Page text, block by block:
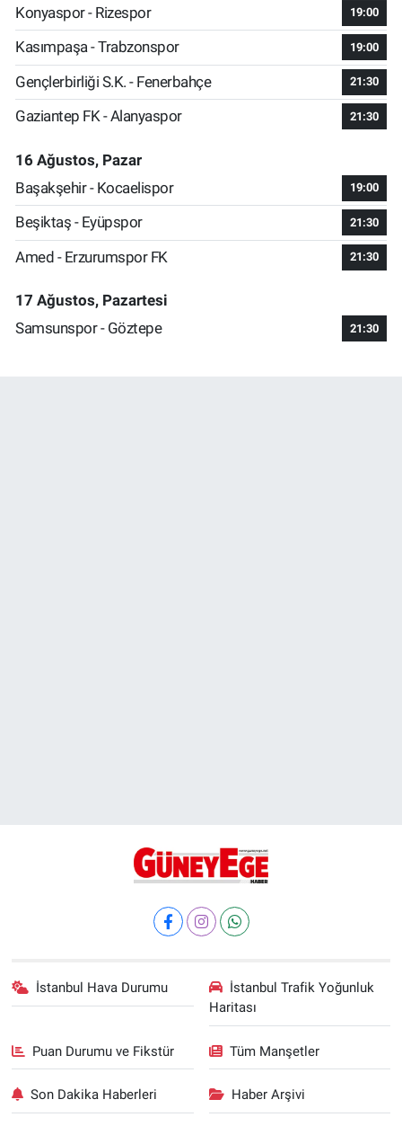
Konyaspor - Rizespor
19:00
Kasımpaşa - Trabzonspor 19:00
Gençlerbirliği S.K. - Fenerbahçe 21:30
Gaziantep FK - Alanyaspor 21:30
16 Ağustos, Pazar
Başakşehir - Kocaelispor
19:00
Beşiktaş - Eyüpspor 21:30
Amed - Erzurumspor FK 21:30
17 Ağustos, Pazartesi
Samsunspor - Göztepe
21:30
İstanbul Hava Durumu
İstanbul Trafik Yoğunluk
Haritası
Puan Durumu ve Fikstür Tüm Manşetler
Son Dakika Haberleri Haber Arşivi